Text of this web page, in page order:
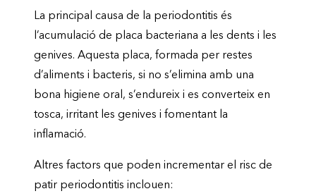
La principal causa de la periodontitis és
l’acumulació de placa bacteriana a les dents i les
genives. Aquesta placa, formada per restes
d’aliments i bacteris, si no s’elimina amb una
bona higiene oral, s’endureix i es converteix en
tosca, irritant les genives i fomentant la
inflamació.
Altres factors que poden incrementar el risc de
patir periodontitis inclouen: